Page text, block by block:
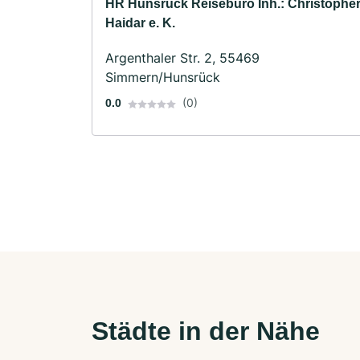
HR Hunsrück Reisebüro Inh.: Christopher
Haidar e. K.
Argenthaler Str. 2, 55469
Simmern/Hunsrück
0.0 (0)
Städte in der Nähe